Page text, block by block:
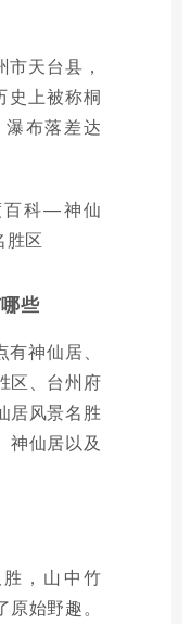
天台县，
史上被称桐
布落差达
百科—神仙
胜区
些
神仙居、
区、台州府
居风景名胜
神仙居以及
，山中竹
始野趣。